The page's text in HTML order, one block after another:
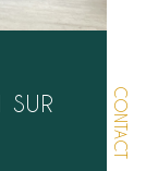
CONTACT